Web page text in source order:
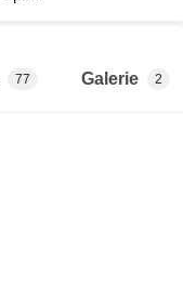
77 Galerie 2